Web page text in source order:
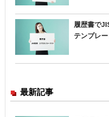
履歴書で
テンプレ
最新記事